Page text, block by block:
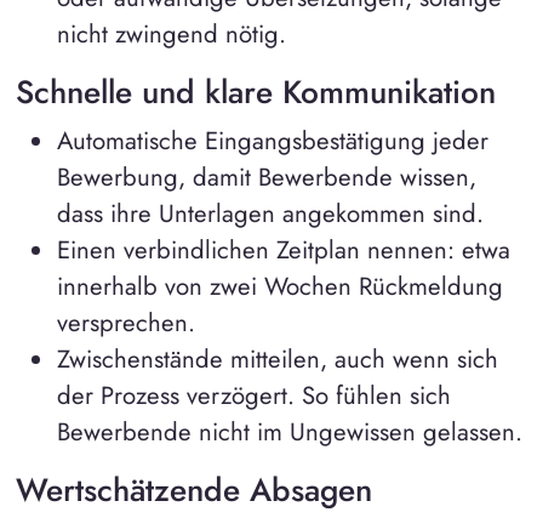
nicht zwingend nötig.
Schnelle und klare Kommunikation
Automatische Eingangsbestätigung jeder
Bewerbung, damit Bewerbende wissen,
dass ihre Unterlagen angekommen sind.
Einen verbindlichen Zeitplan nennen: etwa
innerhalb von zwei Wochen Rückmeldung
versprechen.
Zwischenstände mitteilen, auch wenn sich
der Prozess verzögert. So fühlen sich
Bewerbende nicht im Ungewissen gelassen.
Wertschätzende Absagen